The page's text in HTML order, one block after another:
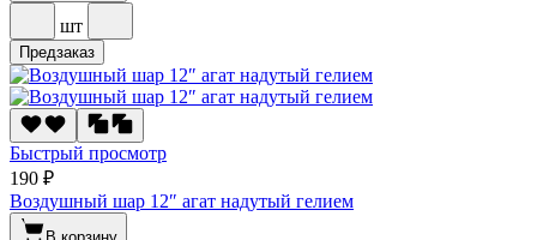
шт
Предзаказ
Быстрый просмотр
190 ₽
Воздушный шар 12″ агат надутый гелием